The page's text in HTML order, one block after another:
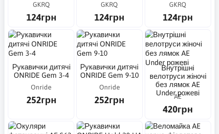
GKRQ
124грн
GKRQ
124грн
GKRQ
124грн
Рукавички дитячі
ONRIDE Gem 3-4
Onride
252грн
Рукавички дитячі
ONRIDE Gem 9-10
Onride
252грн
Внутрішні
велотруси жіночі
без лямок AE
Under рожеві
AE
420грн